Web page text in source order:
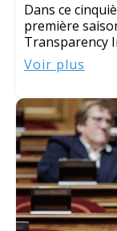
Dans ce
première
Transparency
Voir plus